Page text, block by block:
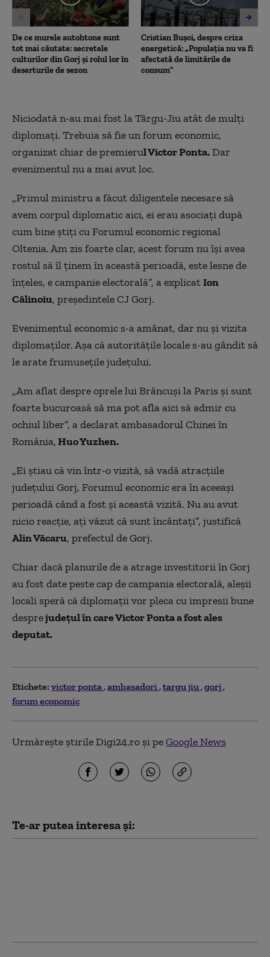
De ce murele autohtone sunt
tot mai căutate: secretele
culturilor din Gorj și rolul lor în
deserturile de sezon
Cristian Bușoi, despre criza
energetică: „Populația nu va fi
afectată de limitările de
consum”
Niciodată n-au mai fost la Târgu-Jiu atât de mulţi
diplomaţi. Trebuia să fie un forum economic,
organizat chiar de premierul Victor Ponta.Dar
evenimentul nu a mai avut loc.
„Primul ministru a făcut diligentele necesare să
avem corpul diplomatic aici, ei erau asociați după
cum bine știți cu Forumul economic regional
Oltenia. Am zis foarte clar, acest forum nu își avea
rostul să îl ținem în această perioadă, este lesne de
înțeles, e campanie electorală”, a explicatIon
Călinoiu, președintele CJ Gorj.
Evenimentul economic s-a amânat, dar nu şi vizita
diplomaţilor. Aşa că autorităţile locale s-au gândit să
le arate frumuseţile judeţului.
„Am aflat despre oprele lui Brâncuși la Paris și sunt
foarte bucuroasă să ma pot afla aici să admir cu
ochiul liber”, a declarat ambasadorul Chinei în
România,Huo Yuzhen.
„Ei știau că vin într-o vizită, să vadă atracțiile
județului Gorj, Forumul economic era în aceeași
perioadă când a fost și această vizită. Nu au avut
nicio reacție, ați văzut că sunt încântați”, justifică
Alin Văcaru, prefectul de Gorj.
Chiar dacă planurile de a atrage investitorii în Gorj
au fost date peste cap de campania electorală, aleşii
locali speră că diplomaţii vor pleca cu impresii bune
desprejudeţul în care Victor Ponta a fost ales
deputat.
Etichete: victor ponta ambasadori targu jiu gorj
forum economic
Urmărește știrile Digi24.ro și peGoogle News
Te-ar putea interesa și: